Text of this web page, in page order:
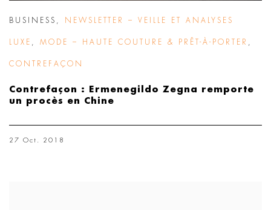
BUSINESS NEWSLETTER – VEILLE ET ANALYSES
LUXE MODE – HAUTE COUTURE & PRÊT-À-PORTER
CONTREFAÇON
Contrefaçon : Ermenegildo Zegna remporte
un procès en Chine
27 Oct. 2018